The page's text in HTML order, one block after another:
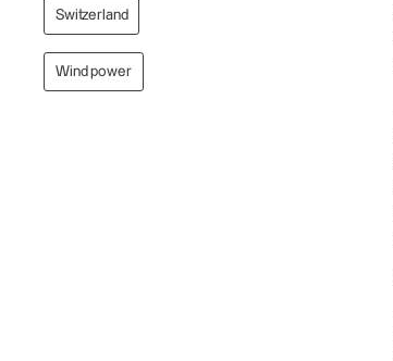
Switzerland
Wind power